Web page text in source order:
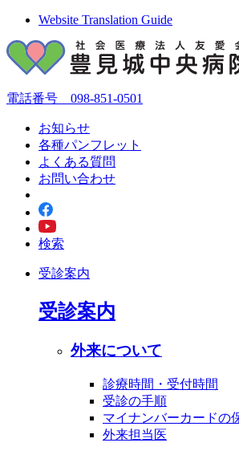
Website Translation Guide
電話番号 098-851-0501
お知らせ
各種パンフレット
よくある質問
お問い合わせ
検索
受診案内
受診案内
外来について
診療時間・受付時間
受診の手順
マイナンバーカードの
外来担当医